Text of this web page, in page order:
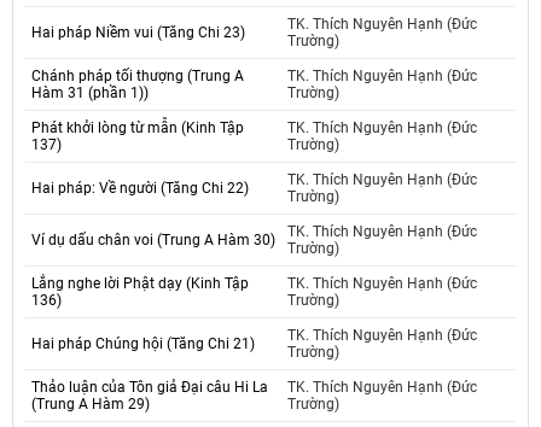
Hai pháp Niềm vui (Tăng Chi 23)
TK. Thích Nguyên Hạnh (Đức
Trường)
Chánh pháp tối thượng (Trung A
Hàm 31 (phần 1))
TK. Thích Nguyên Hạnh (Đức
Trường)
Phát khởi lòng từ mẫn (Kinh Tập
137)
TK. Thích Nguyên Hạnh (Đức
Trường)
Hai pháp: Về người (Tăng Chi 22)
TK. Thích Nguyên Hạnh (Đức
Trường)
Ví dụ dấu chân voi (Trung A Hàm 30)
TK. Thích Nguyên Hạnh (Đức
Trường)
Lắng nghe lời Phật dạy (Kinh Tập
136)
TK. Thích Nguyên Hạnh (Đức
Trường)
Hai pháp Chúng hội (Tăng Chi 21)
TK. Thích Nguyên Hạnh (Đức
Trường)
Thảo luận của Tôn giả Đại câu Hi La
(Trung A Hàm 29)
TK. Thích Nguyên Hạnh (Đức
Trường)